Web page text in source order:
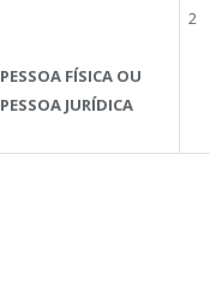
PESSOA FÍSICA OU
PESSOA JURÍDICA
2